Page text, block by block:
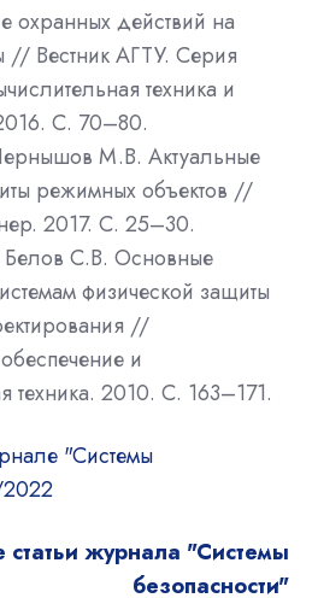
охранных действий на
// Вестник АГТУ. Серия
техника и
С. 70–80.
М.В. Актуальные
режимных объектов //
2017. С. 25–30.
С.В. Основные
физической защиты
//
и
техника. 2010. С. 163–171.
"Системы
статьи журнала "Системы
безопасности"